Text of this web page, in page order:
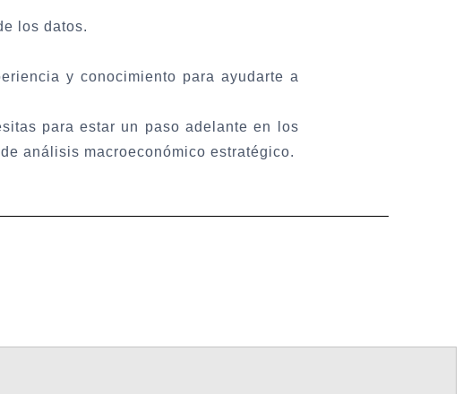
los datos.
y conocimiento para ayudarte a
para estar un paso adelante en los
análisis macroeconómico estratégico.